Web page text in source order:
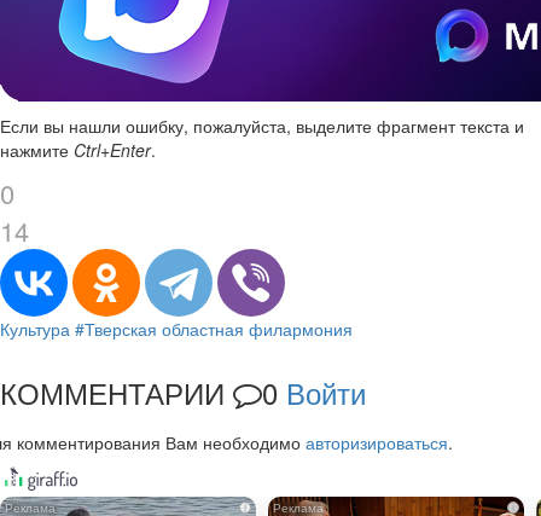
Если вы нашли ошибку, пожалуйста, выделите фрагмент текста и
нажмите Ctrl+Enter.
0
14
Культура #Тверская областная филармония
КОММЕНТАРИИ 0 Войти
комментирования Вам необходимо авторизироваться.
i i